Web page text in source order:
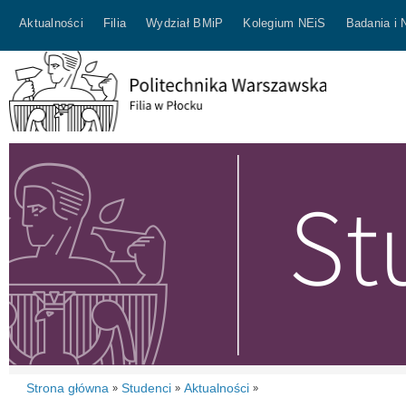
Aktualności Filia Wydział BMiP Kolegium NEiS Badania i
Strona główna » Studenci » Aktualności »